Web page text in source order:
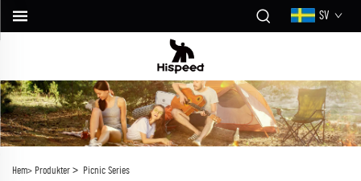
SV
Hem> Produkter > Picnic Series